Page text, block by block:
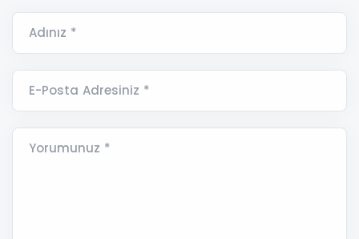
Adınız *
E-Posta Adresiniz *
Yorumunuz *